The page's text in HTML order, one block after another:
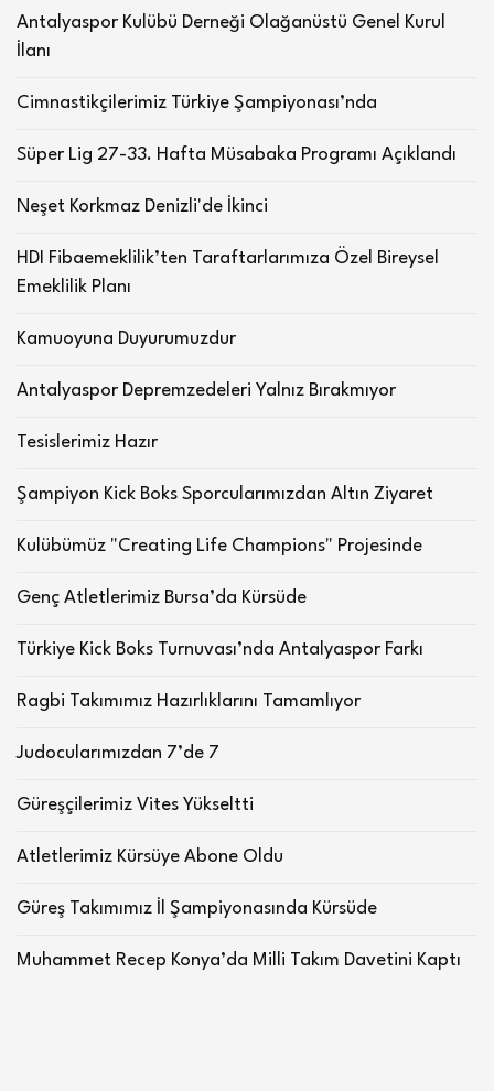
Antalyaspor Kulübü Derneği Olağanüstü Genel Kurul
İlanı
Cimnastikçilerimiz Türkiye Şampiyonası’nda
Süper Lig 27-33. Hafta Müsabaka Programı Açıklandı
Neşet Korkmaz Denizli'de İkinci
HDI Fibaemeklilik’ten Taraftarlarımıza Özel Bireysel
Emeklilik Planı
Kamuoyuna Duyurumuzdur
Antalyaspor Depremzedeleri Yalnız Bırakmıyor
Tesislerimiz Hazır
Şampiyon Kick Boks Sporcularımızdan Altın Ziyaret
Kulübümüz "Creating Life Champions" Projesinde
Genç Atletlerimiz Bursa’da Kürsüde
Türkiye Kick Boks Turnuvası’nda Antalyaspor Farkı
Ragbi Takımımız Hazırlıklarını Tamamlıyor
Judocularımızdan 7’de 7
Güreşçilerimiz Vites Yükseltti
Atletlerimiz Kürsüye Abone Oldu
Güreş Takımımız İl Şampiyonasında Kürsüde
Muhammet Recep Konya’da Milli Takım Davetini Kaptı